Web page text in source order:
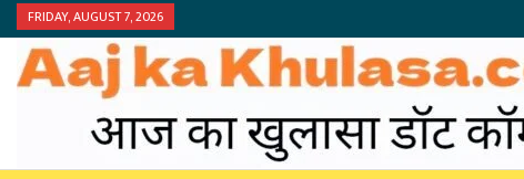
FRIDAY, AUGUST 7, 2026